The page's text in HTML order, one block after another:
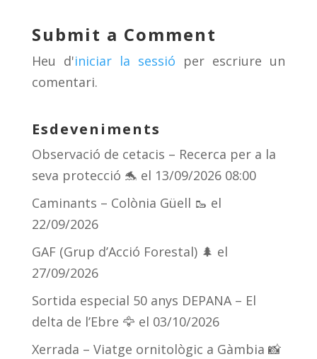
y d
s
a
m
ar
te
ix
Submit a Comment
Heu d'iniciar la sessió per escriure un
comentari.
Esdeveniments
Observació de cetacis – Recerca per a la
seva protecció 🐬 el 13/09/2026 08:00
Caminants – Colònia Güell 🥾 el
22/09/2026
GAF (Grup d’Acció Forestal) 🌲 el
27/09/2026
Sortida especial 50 anys DEPANA – El
delta de l’Ebre 🦅 el 03/10/2026
Xerrada – Viatge ornitològic a Gàmbia 📸